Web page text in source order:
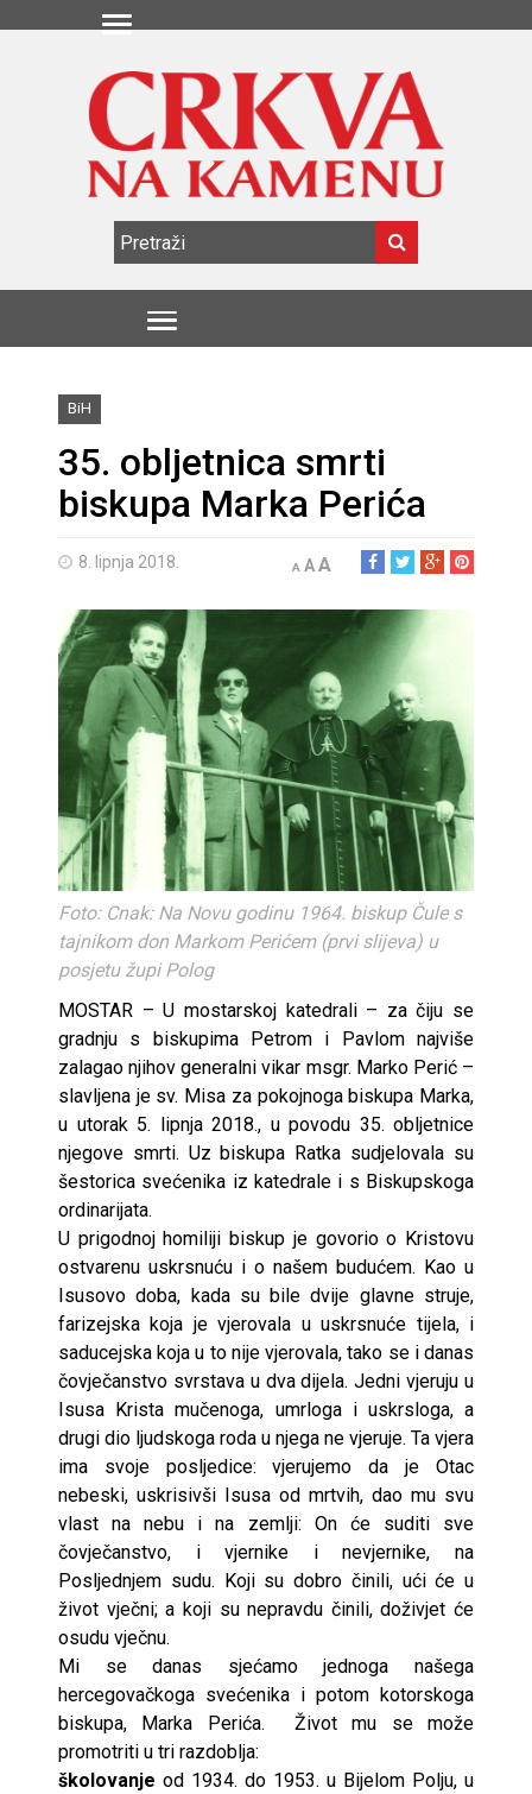
BiH
35. obljetnica smrti
biskupa Marka Perića
8. lipnja 2018. A AA
Foto: Cnak: Na Novu godinu 1964. biskup Čule s
tajnikom don Markom Perićem (prvi slijeva) u
posjetu župi Polog
MOSTAR – U mostarskoj katedrali – za čiju se
gradnju s biskupima Petrom i Pavlom najviše
zalagao njihov generalni vikar msgr. Marko Perić –
slavljena je sv. Misa za pokojnoga biskupa Marka,
u utorak 5. lipnja 2018., u povodu 35. obljetnice
njegove smrti. Uz biskupa Ratka sudjelovala su
šestorica svećenika iz katedrale i s Biskupskoga
ordinarijata.
U prigodnoj homiliji biskup je govorio o Kristovu
ostvarenu uskrsnuću i o našem budućem. Kao u
Isusovo doba, kada su bile dvije glavne struje,
farizejska koja je vjerovala u uskrsnuće tijela, i
saducejska koja u to nije vjerovala, tako se i danas
čovječanstvo svrstava u dva dijela. Jedni vjeruju u
Isusa Krista mučenoga, umrloga i uskrsloga, a
drugi dio ljudskoga roda u njega ne vjeruje. Ta vjera
ima svoje posljedice: vjerujemo da je Otac
nebeski, uskrisivši Isusa od mrtvih, dao mu svu
vlast na nebu i na zemlji: On će suditi sve
čovječanstvo, i vjernike i nevjernike, na
Posljednjem sudu. Koji su dobro činili, ući će u
život vječni; a koji su nepravdu činili, doživjet će
osudu vječnu.
Mi se danas sjećamo jednoga našega
hercegovačkoga svećenika i potom kotorskoga
biskupa, Marka Perića. Život mu se može
promotriti u tri razdoblja:
školovanje od 1934. do 1953. u Bijelom Polju, u